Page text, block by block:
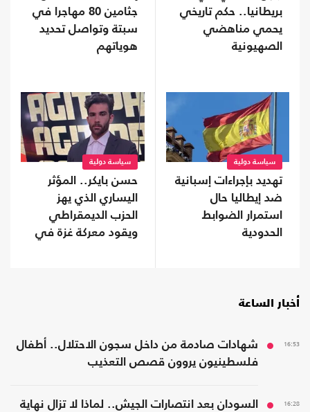
بريطانيا.. حكم تاريخي
يحمي مناهضي
الصهيونية
جثامين 80 مهاجرا في
سبتة وتواصل تحديد
هوياتهم
سياسة دولية
تهديد بإجراءات إسبانية
ضد إيطاليا حال
استمرار الضوابط
الحدودية
سياسة دولية
حسن بايكر.. المؤثر
اليساري الذي يهز
الحزب الديمقراطي
ويقود معركة غزة في
أخبار الساعة
16:53
شهادات صادمة من داخل سجون الاحتلال.. أطفال
فلسطينيون يروون قصص التعذيب
16:28
السودان بعد انتصارات الجيش.. لماذا لا تزال نهاية